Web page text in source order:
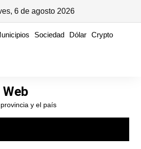
6 de agosto 2026
Sociedad Dólar Crypto
y el país